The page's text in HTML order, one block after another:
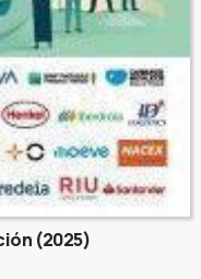
(2025)